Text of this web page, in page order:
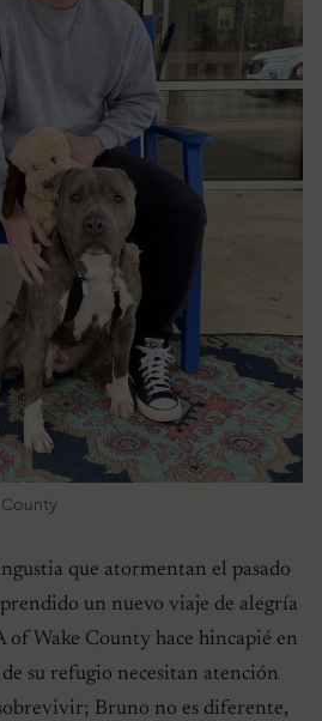
County
que atormentan el pasado
un nuevo viaje de alegría
of Wake County hace hincapié en
su refugio necesitan atención
Bruno no es diferente,